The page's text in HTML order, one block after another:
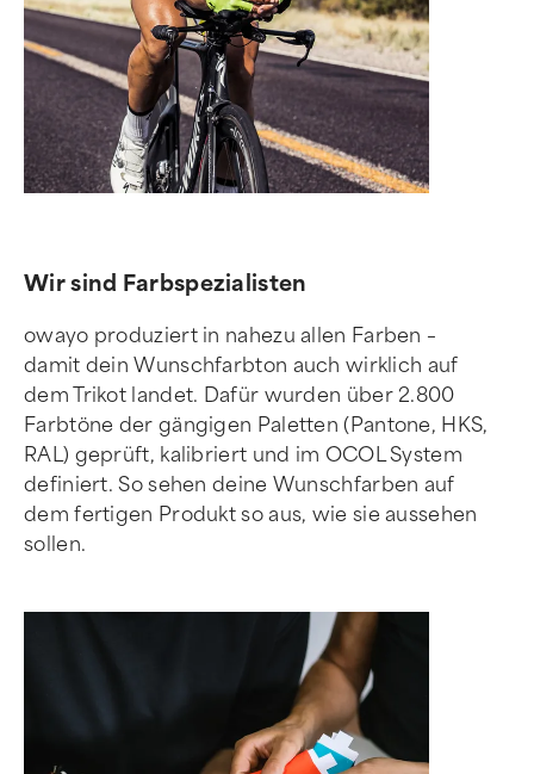
Wir sind Farbspezialisten
owayo produziert in nahezu allen Farben –
damit dein Wunschfarbton auch wirklich auf
dem Trikot landet. Dafür wurden über 2.800
Farbtöne der gängigen Paletten (Pantone, HKS,
RAL) geprüft, kalibriert und im OCOL System
definiert. So sehen deine Wunschfarben auf
dem fertigen Produkt so aus, wie sie aussehen
sollen.